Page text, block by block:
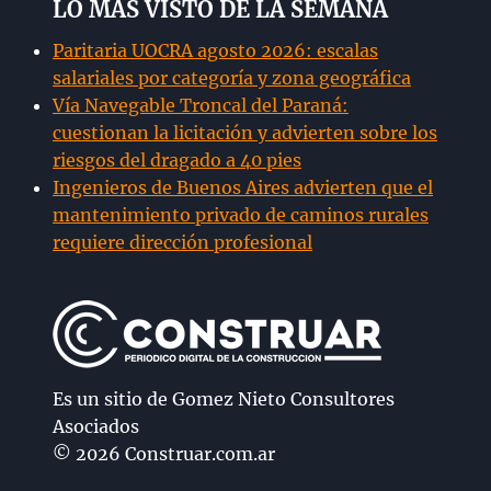
LO MÁS VISTO DE LA SEMANA
Paritaria UOCRA agosto 2026: escalas
salariales por categoría y zona geográfica
Vía Navegable Troncal del Paraná:
cuestionan la licitación y advierten sobre los
riesgos del dragado a 40 pies
Ingenieros de Buenos Aires advierten que el
mantenimiento privado de caminos rurales
requiere dirección profesional
Es un sitio de Gomez Nieto Consultores
Asociados
© 2026 Construar.com.ar